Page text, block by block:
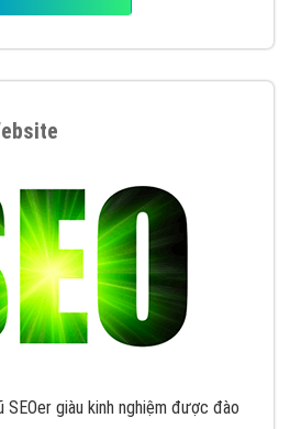
giàu kinh nghiệm được đào